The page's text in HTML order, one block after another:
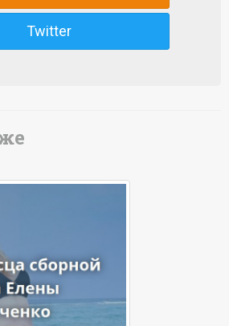
Twitter